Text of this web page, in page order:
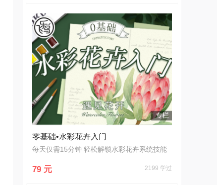
零基础•水彩花卉入门
每天仅需15分钟 轻松解锁水彩花卉系统技能
79 元 2199 学过